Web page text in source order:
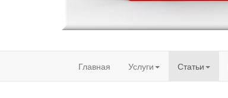
Главная Услуги Статьи